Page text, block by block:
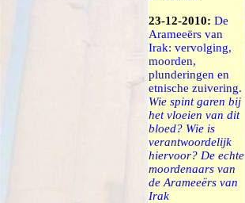
23-12-2010: De
Arameeërs van
Irak: vervolging,
moorden,
plunderingen en
etnische zuivering.
Wie spint garen bij
het vloeien van dit
bloed? Wie is
verantwoordelijk
hiervoor? De echte
moordenaars van
de Arameeërs van
Irak